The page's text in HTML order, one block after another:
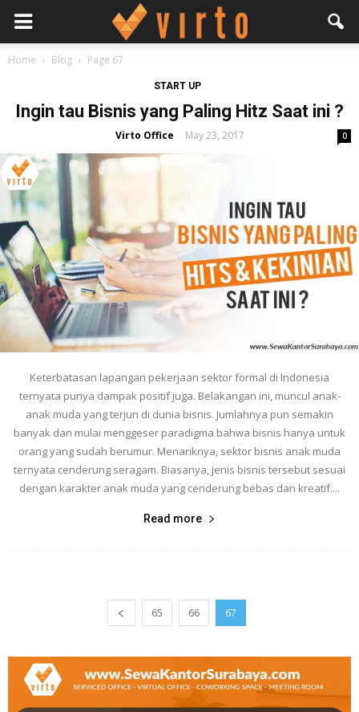
Home Blog Page 67
START UP
Ingin tau Bisnis yang Paling Hitz Saat ini ?
Virto Office - May 23, 2017 0
Keterbatasan lapangan pekerjaan sektor formal di Indonesia
ternyata punya dampak positif juga. Belakangan ini, muncul anak-
anak muda yang terjun di dunia bisnis. Jumlahnya pun semakin
banyak dan mulai menggeser paradigma bahwa bisnis hanya untuk
orang yang sudah berumur. Menariknya, sektor bisnis anak muda
ternyata cenderung seragam. Biasanya, jenis bisnis tersebut sesuai
dengan karakter anak muda yang cenderung bebas dan kreatif....
Read more
65 66 67